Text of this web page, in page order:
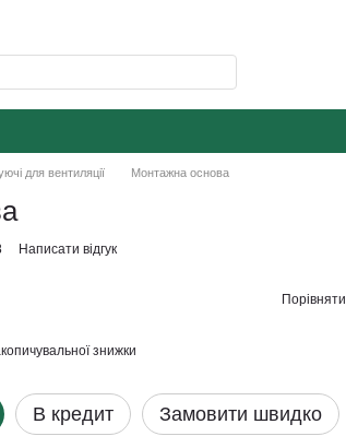
для вентиляції Монтажна основа
Написати відгук
Порівняти
знижки
В кредит Замовити швидко